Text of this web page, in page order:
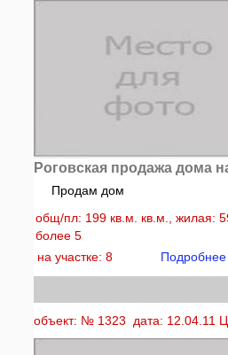
Роговская продажа дома
Продам дом
общ/пл: 199 кв.м. кв.м., жилая:
более 5
на участке: 8
Подробнее
объект: № 1323 дата: 12.04.11